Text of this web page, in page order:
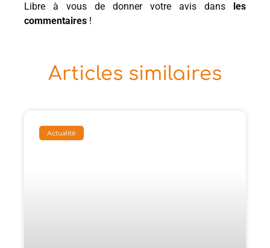
Libre à vous de donner votre avis dans
les
commentaires !
Articles similaires
Actualité